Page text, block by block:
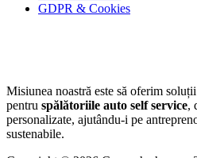
GDPR & Cookies
Misiunea noastră este să oferim
pentru spălătoriile auto self service,
personalizate, ajutându-i pe
sustenabile.